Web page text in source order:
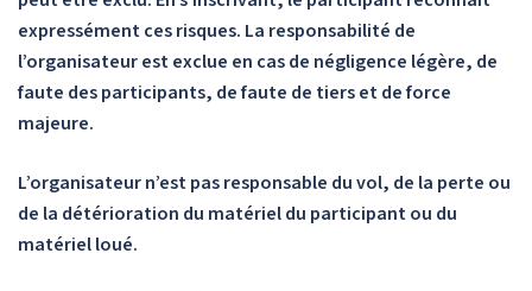
expressément ces risques. La responsabilité de
l’organisateur est exclue en cas de négligence légère, de
faute des participants, de faute de tiers et de force
majeure.
L’organisateur n’est pas responsable du vol, de la perte ou
de la détérioration du matériel du participant ou du
matériel loué.